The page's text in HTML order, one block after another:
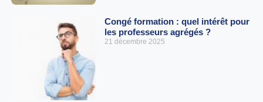
Congé formation : quel intérêt pour
les professeurs agrégés ?
21 décembre 2025